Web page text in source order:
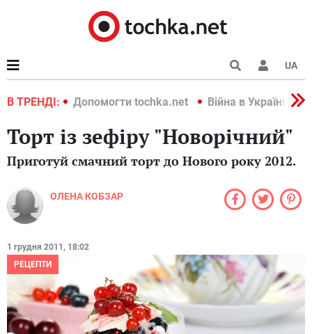
UA
В ТРЕНДІ:
2022 Допомогти tochka.net Війна в Україні 2022
Торт із зефіру "Новорічний"
Приготуй смачний торт до Нового року 2012.
ОЛЕНА КОБЗАР
1 грудня 2011, 18:02
РЕЦЕПТИ